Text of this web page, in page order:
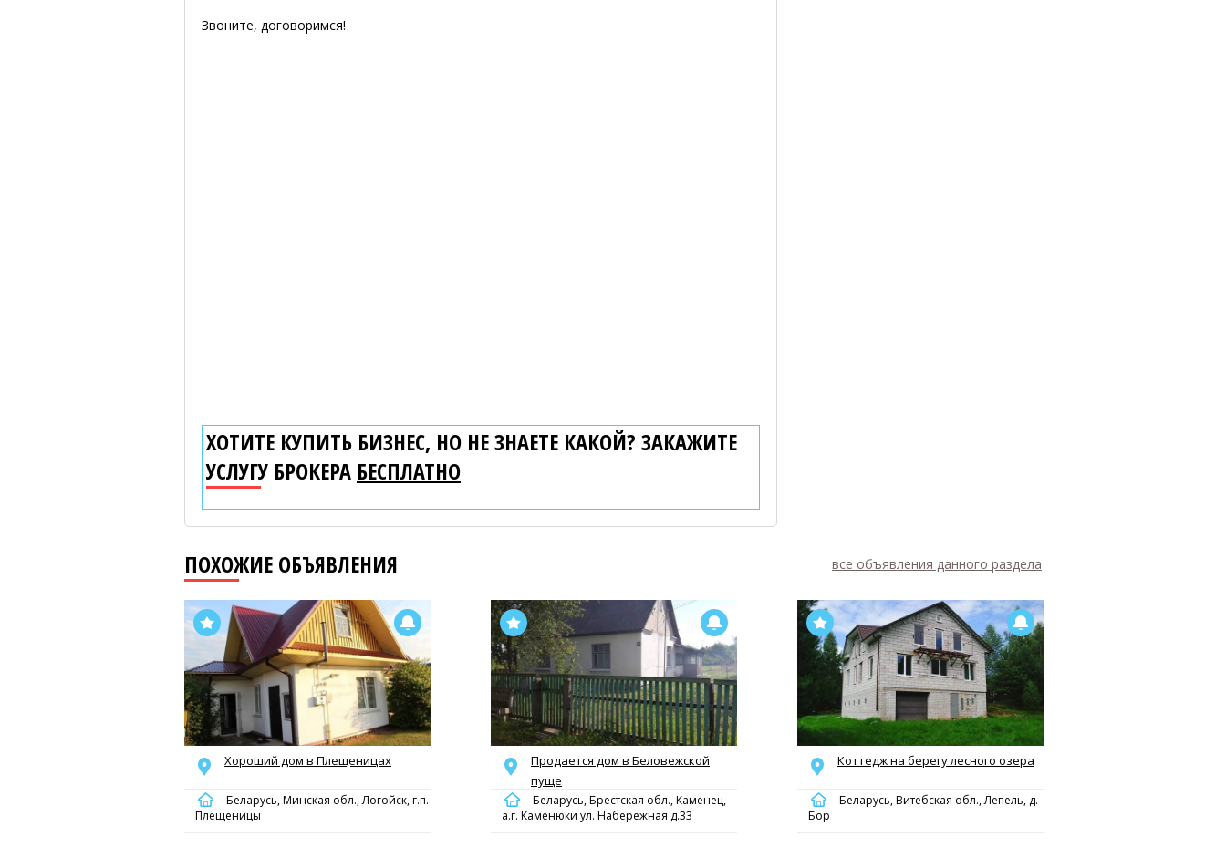
Звоните, договоримся!
ХОТИТЕ КУПИТЬ БИЗНЕС, НО НЕ ЗНАЕТЕ КАКОЙ? ЗАКАЖИТЕ
УСЛУГУ БРОКЕРА БЕСПЛАТНО
ПОХОЖИЕ ОБЪЯВЛЕНИЯ все объявления данного раздела
Хороший дом в Плещеницах
Беларусь, Минская обл., Логойск, г.п.
Плещеницы
Продается дом в Беловежской
пуще
Беларусь, Брестская обл., Каменец,
а.г. Каменюки ул. Набережная д.33
Коттедж на берегу лесного озера
Беларусь, Витебская обл., Лепель, д.
Бор